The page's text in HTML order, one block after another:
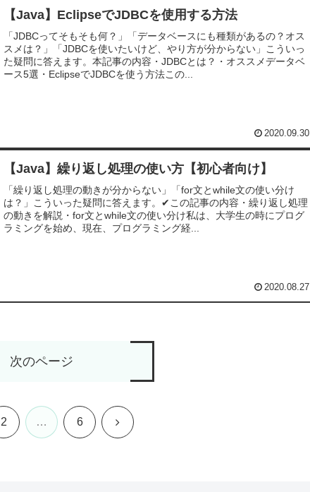
【Java】EclipseでJDBCを使用する方法
「JDBCってそもそも何？」「データベースにも種類があるの？オス
スメは？」「JDBCを使いたいけど、やり方が分からない」こういっ
た疑問に答えます。本記事の内容・JDBCとは？・オススメデータベ
ース5選・EclipseでJDBCを使う方法この...
2020.09.30
【Java】繰り返し処理の使い方【初心者向け】
「繰り返し処理の動きが分からない」「for文とwhile文の使い分け
は？」こういった疑問に答えます。✔︎この記事の内容・繰り返し処理
の動きを解説・for文とwhile文の使い分け私は、大学生の時にプログ
ラミングを始め、現在、プログラミング経...
2020.08.27
次のページ
2 … 6 次